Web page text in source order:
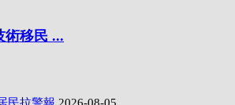
術移民 ...